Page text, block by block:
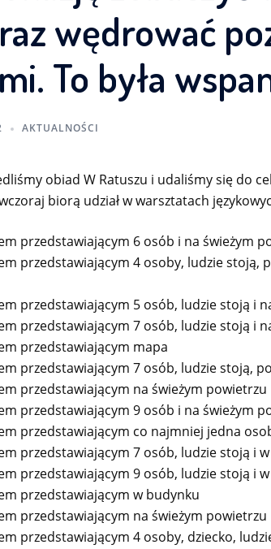
wędrować
To była
AKTUALNOŚCI
obiad W Ratuszu i udaliśmy się do
biorą udział w warsztatach